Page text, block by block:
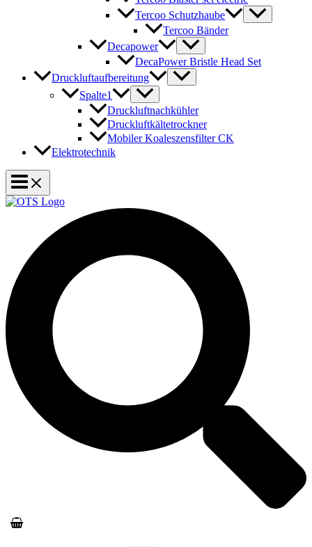
Tercoo Schutzhaube
Tercoo Bänder
Decapower
DecaPower Bristle Head Set
Druckluftaufbereitung
Spalte1
Druckluftnachkühler
Druckluftkältetrockner
Mobiler Koaleszensfilter CK
Elektrotechnik